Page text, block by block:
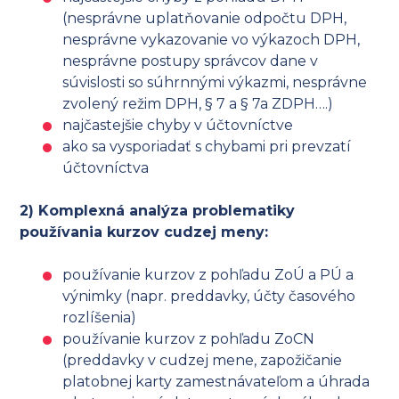
(nesprávne uplatňovanie odpočtu DPH,
nesprávne vykazovanie vo výkazoch DPH,
nesprávne postupy správcov dane v
súvislosti so súhrnnými výkazmi, nesprávne
zvolený režim DPH, § 7 a § 7a ZDPH….)
najčastejšie chyby v účtovníctve
ako sa vysporiadať s chybami pri prevzatí
účtovníctva
2) Komplexná analýza problematiky
používania kurzov cudzej meny:
používanie kurzov z pohľadu ZoÚ a PÚ a
výnimky (napr. preddavky, účty časového
rozlíšenia)
používanie kurzov z pohľadu ZoCN
(preddavky v cudzej mene, zapožičanie
platobnej karty zamestnávateľom a úhrada